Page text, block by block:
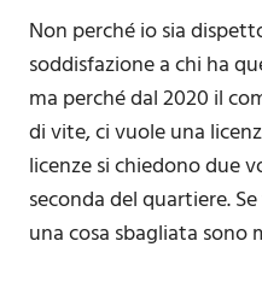
Non perché io sia
soddisfazione a chi ha
ma perché dal 2020 il
di vite, ci vuole una
licenze si chiedono due
seconda del quartiere.
una cosa sbagliata sono